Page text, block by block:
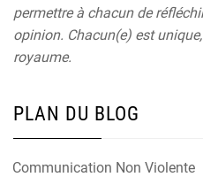
permettre à chacun de
opinion. Chacun(e) est
royaume.
PLAN DU BLOG
Communication Non Violente